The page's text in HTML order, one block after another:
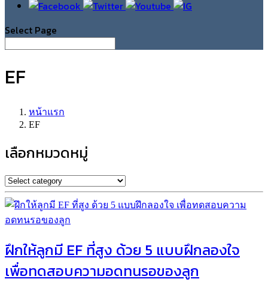
Select Page
EF
หน้าแรก
EF
เลือกหมวดหมู่
ฝึกให้ลูกมี EF ที่สูง ด้วย 5 แบบฝึกลองใจ
เพื่อทดสอบความอดทนรอของลูก